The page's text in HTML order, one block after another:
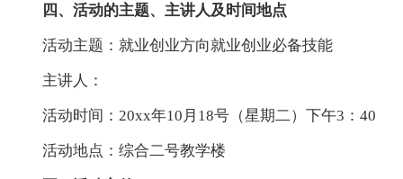
四、活动的主题、主讲人及时间地点
活动主题：就业创业方向就业创业必备技能
主讲人：
活动时间：20xx年10月18号（星期二）下午3：40
活动地点：综合二号教学楼